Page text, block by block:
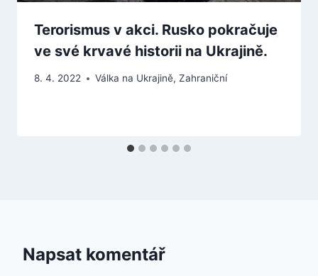
Terorismus v akci. Rusko pokračuje
ve své krvavé historii na Ukrajině.
8. 4. 2022 Válka na Ukrajině, Zahraniční
Napsat komentář